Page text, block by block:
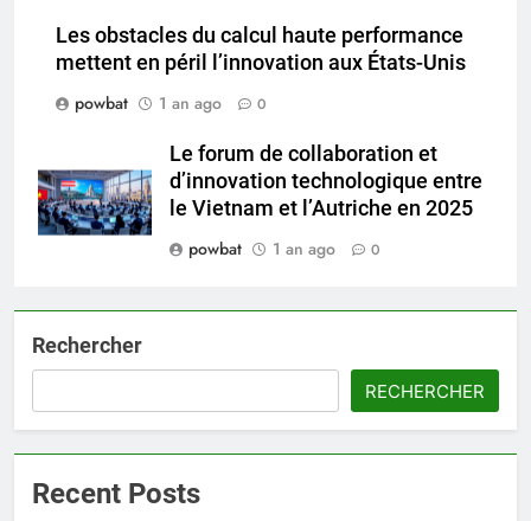
Les obstacles du calcul haute performance
mettent en péril l’innovation aux États-Unis
powbat
1 an ago 0
Le forum de collaboration et
d’innovation technologique entre
le Vietnam et l’Autriche en 2025
powbat
1 an ago 0
Rechercher
RECHERCHER
Recent Posts